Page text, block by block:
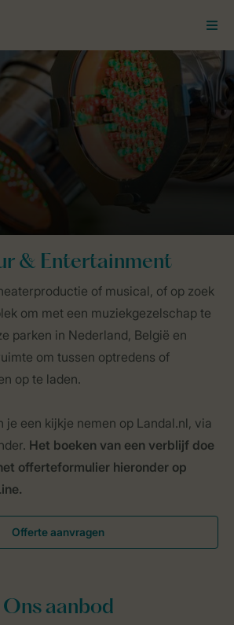
Groepen Cultuur & Entertainment
& Entertainment
of musical, of op zoek
om met een muziekgezelschap te
parken in Nederland, België en
om tussen optredens of
op te laden.
je een kijkje nemen op Landal.nl, via
Het boeken van een verblijf doe
offerteformulier hieronder op
Offerte aanvragen
Ons aanbod